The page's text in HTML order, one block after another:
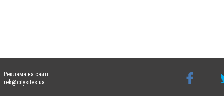
Реклама на сайті:
rek@citysites.ua